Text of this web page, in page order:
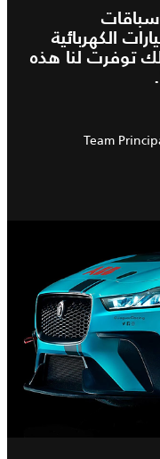
سباقات
الكهربائية
توفرت لنا هذه
Team